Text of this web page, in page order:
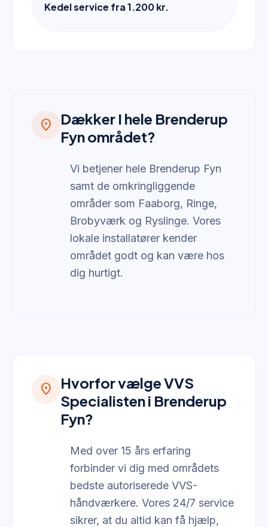
Kedel service fra 1.200 kr.
location_on
Dækker I hele Brenderup
Fyn området?
Vi betjener hele Brenderup Fyn
samt de omkringliggende
områder som Faaborg, Ringe,
Brobyværk og Ryslinge. Vores
lokale installatører kender
området godt og kan være hos
dig hurtigt.
location_on
Hvorfor vælge VVS
Specialisten i Brenderup
Fyn?
Med over 15 års erfaring
forbinder vi dig med områdets
bedste autoriserede VVS-
håndværkere. Vores 24/7 service
sikrer, at du altid kan få hjælp,